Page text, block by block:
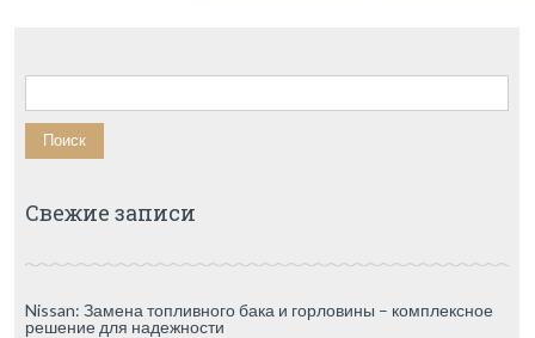
Найти:
Свежие записи
Nissan: Замена топливного бака и горловины – комплексное
решение для надежности